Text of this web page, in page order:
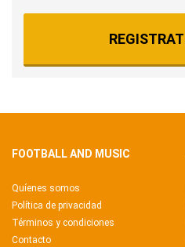
FOOTBALL AND MUSIC
Quíenes somos
Política de privacidad
Términos y condiciones
Contacto